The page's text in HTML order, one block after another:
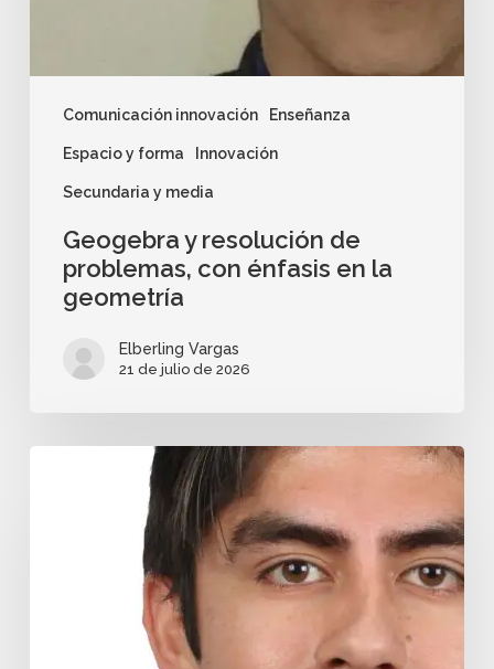
Comunicación innovación Enseñanza
Espacio y forma Innovación
Secundaria y media
Geogebra y resolución de
problemas, con énfasis en la
geometría
Elberling Vargas
21 de julio de 2026